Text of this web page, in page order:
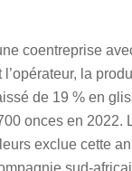
coentreprise
la
de 19 % en
onces en 2022.
exclue cette
sud-